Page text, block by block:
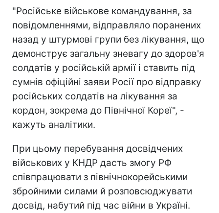
"Російське військове командування, за
повідомленнями, відправляло поранених
назад у штурмові групи без лікування, що
демонструє загальну зневагу до здоров'я
солдатів у російській армії і ставить під
сумнів офіційні заяви Росії про відправку
російських солдатів на лікування за
кордон, зокрема до Північної Кореї", -
кажуть аналітики.
При цьому перебування досвідчених
військових у КНДР дасть змогу РФ
співпрацювати з північнокорейськими
збройними силами й розповсюджувати
досвід, набутий під час війни в Україні.